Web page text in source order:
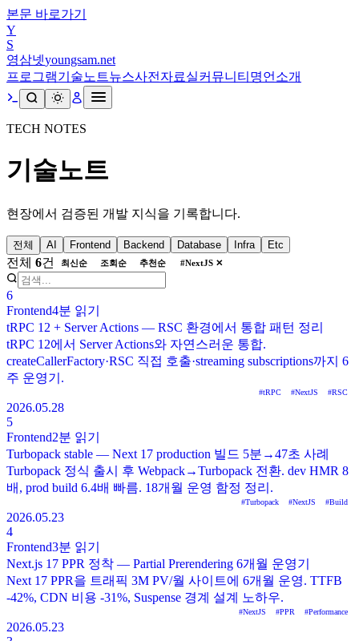
본문 바로가기
Y
S
영삼넷youngsam.net
프로그램기술노트뉴스사전 자료실커뮤니티 명언 소개
TECH NOTES
기술노트
현장에서 검증된 개발 지식을 기록합니다.
전체 AI Frontend Backend Database Infra Etc
전체 6건 최신순 조회순 추천순 #NextJS ✕
6
Frontend4분 읽기
tRPC 12 + Server Actions — RSC 환경에서 통합 패턴 정리
tRPC 12에서 Server Actions와 자연스러운 통합.
createCallerFactory·RSC 직접 호출·streaming subscriptions까지 6
주 운영기.
#tRPC #NextJS #RSC
2026.05.28
5
Frontend2분 읽기
Turbopack stable — Next 17 production 빌드 5분→47초 사례
Turbopack 정식 출시 후 Webpack→Turbopack 전환. dev HMR 8
배, prod build 6.4배 빠름. 18개월 운영 함정 정리.
#Turbopack #NextJS #Build
2026.05.23
4
Frontend3분 읽기
Next.js 17 PPR 정착 — Partial Prerendering 6개월 운영기
Next 17 PPR을 트래픽 3M PV/월 사이트에 6개월 운영. TTFB
-42%, CDN 비용 -31%, Suspense 경계 설계 노하우.
#NextJS #PPR #Performance
2026.05.23